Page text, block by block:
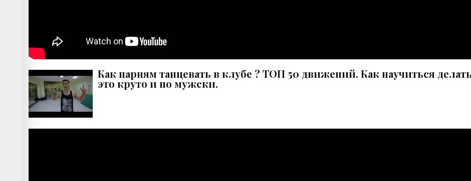
Как парням танцевать в клубе ? ТОП 50 движений. Как научиться делать
это круто и по мужски.